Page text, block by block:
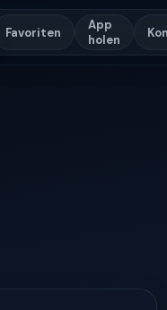
Favoriten
App
holen